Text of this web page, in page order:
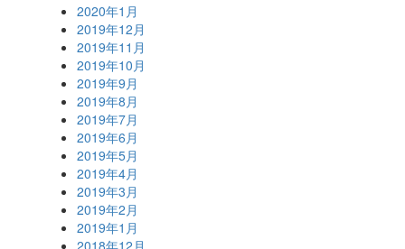
2020年1月
2019年12月
2019年11月
2019年10月
2019年9月
2019年8月
2019年7月
2019年6月
2019年5月
2019年4月
2019年3月
2019年2月
2019年1月
2018年12月